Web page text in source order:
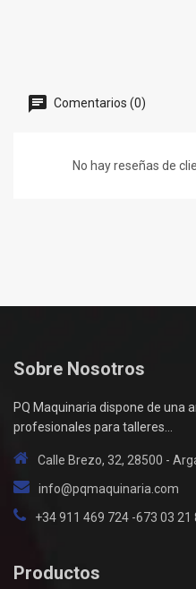
Comentarios (0)
No hay reseñas de
Sobre Nosotros
PQ Maquinaria dispone de una
profesionales para talleres...
Calle Brezo, 32, 28500 -
info@pqmaquinaria.com
+34 911 469 724 -673 03 21
Productos